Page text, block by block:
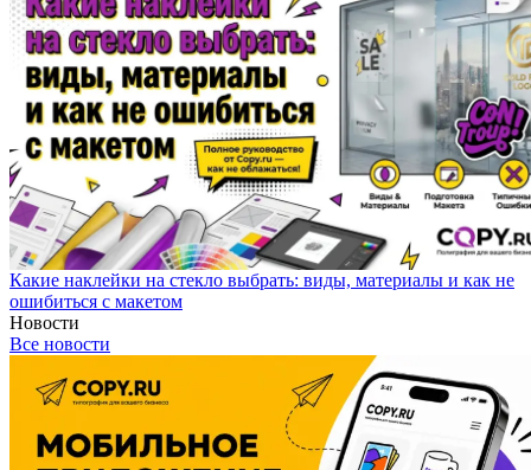
Какие наклейки на стекло выбрать: виды, материалы и как не
ошибиться с макетом
Новости
Все новости